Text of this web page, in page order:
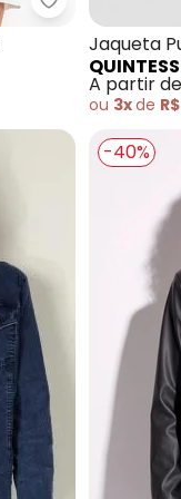
Quintess -
Jaqueta
Bolsos
QUINTESS
A partir de
ou 3xde
-40%